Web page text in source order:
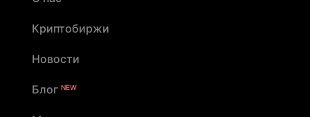
Криптобиржи
Новости
Блог NEW